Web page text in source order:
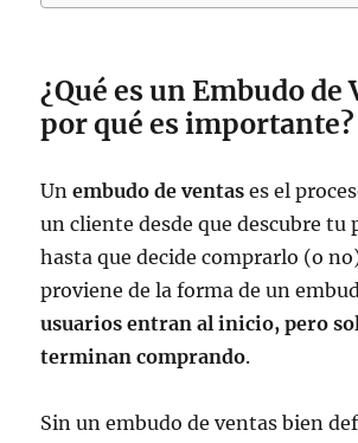
¿Qué es un Embudo de
por qué es importante?
Unembudo de ventas es el
un cliente desde que descubre tu
hasta que decide comprarlo (o
proviene de la forma de un
usuarios entran al inicio, pero
terminan comprando.
Sin un embudo de ventas bien